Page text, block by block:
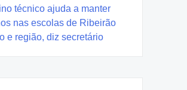
técnico ajuda a manter
nas escolas de Ribeirão
e região, diz secretário